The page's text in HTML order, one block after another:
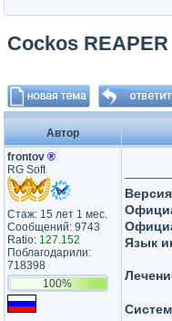
Cockos
Автор
frontov ®
RG Soft
Стаж: 15 лет 1 мес.
Сообщений: 9743
Ratio: 127.152
Поблагодарили:
718398
100%
Язык